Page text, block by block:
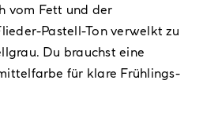
vom Fett und der
Pastell-Ton verwelkt zu
Du brauchst eine
für klare Frühlings-